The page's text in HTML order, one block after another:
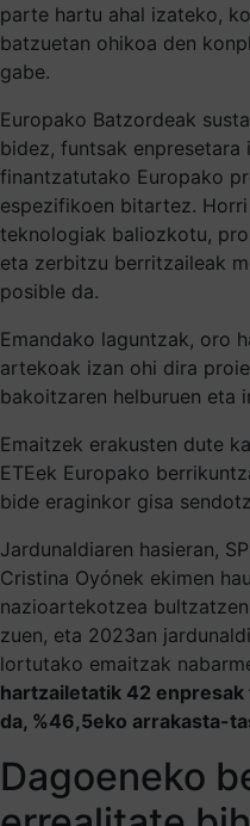
parte hartu ahal izateko,
batzuetan ohikoa den
gabe.
Europako Batzordeak
bidez, funtsak
finantzatutako Europako
espezifikoen bitartez.
teknologiak baliozkotu,
eta zerbitzu berritzaileak
posible da.
Emandako laguntzak, oro
artekoak izan ohi dira
bakoitzaren helburuen eta
Emaitzek erakusten dute
ETEek Europako
bide eraginkor gisa
Jardunaldiaren hasieran,
Cristina Oyónek ekimen
nazioartekotzea
zuen, eta 2023an
lortutako emaitzak
hartzailetatik 42
da, %46,5eko arrakasta-
Dagoeneko